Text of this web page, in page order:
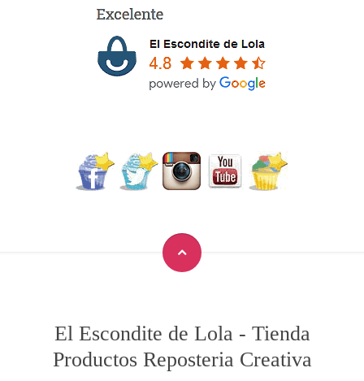
El Escondite de Lola - Tienda
Productos Reposteria Creativa